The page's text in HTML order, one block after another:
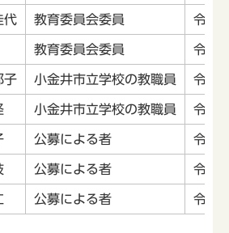
代 教育委員会委員 令和
教育委員会委員 令和
子 小金井市立学校の教職員 令和
小金井市立学校の教職員 令和
公募による者 令和
公募による者 令和
公募による者 令和